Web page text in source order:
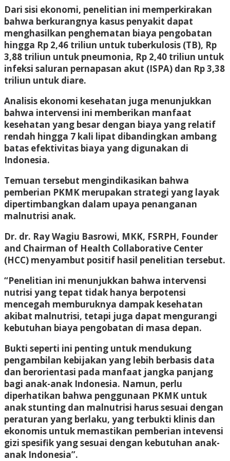
Dari sisi ekonomi, penelitian ini memperkirakan
bahwa berkurangnya kasus penyakit dapat
menghasilkan penghematan biaya pengobatan
hingga Rp 2,46 triliun untuk tuberkulosis (TB), Rp
3,88 triliun untuk pneumonia, Rp 2,40 triliun untuk
infeksi saluran pernapasan akut (ISPA) dan Rp 3,38
triliun untuk diare.
Analisis ekonomi kesehatan juga menunjukkan
bahwa intervensi ini memberikan manfaat
kesehatan yang besar dengan biaya yang relatif
rendah hingga 7 kali lipat dibandingkan ambang
batas efektivitas biaya yang digunakan di
Indonesia.
Temuan tersebut mengindikasikan bahwa
pemberian PKMK merupakan strategi yang layak
dipertimbangkan dalam upaya penanganan
malnutrisi anak.
Dr. dr. Ray Wagiu Basrowi, MKK, FSRPH, Founder
and Chairman of Health Collaborative Center
(HCC) menyambut positif hasil penelitian tersebut.
“Penelitian ini menunjukkan bahwa intervensi
nutrisi yang tepat tidak hanya berpotensi
mencegah memburuknya dampak kesehatan
akibat malnutrisi, tetapi juga dapat mengurangi
kebutuhan biaya pengobatan di masa depan.
Bukti seperti ini penting untuk mendukung
pengambilan kebijakan yang lebih berbasis data
dan berorientasi pada manfaat jangka panjang
bagi anak-anak Indonesia. Namun, perlu
diperhatikan bahwa penggunaan PKMK untuk
anak stunting dan malnutrisi harus sesuai dengan
peraturan yang berlaku, yang terbukti klinis dan
ekonomis untuk memastikan pemberian intevensi
gizi spesifik yang sesuai dengan kebutuhan anak-
anak Indonesia”.